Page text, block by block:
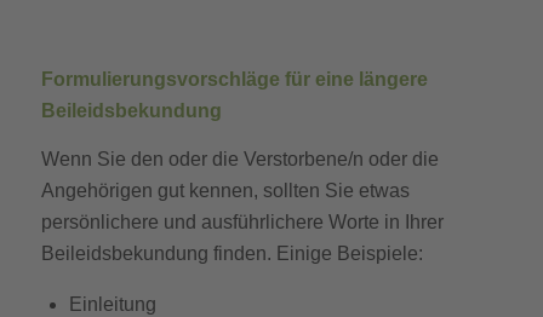
Formulierungsvorschläge für eine längere
Beileidsbekundung
Wenn Sie den oder die Verstorbene/n oder die
Angehörigen gut kennen, sollten Sie etwas
persönlichere und ausführlichere Worte in Ihrer
Beileidsbekundung finden. Einige Beispiele:
Einleitung